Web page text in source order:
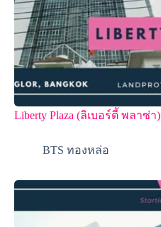
Liberty Plaza (ลิเบอร์ตี้ พลาซ่า)
BTS ทองหล่อ